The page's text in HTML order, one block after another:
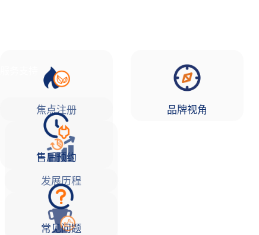
售后预约
常见问题
焦点注册
发展历程
品牌视角